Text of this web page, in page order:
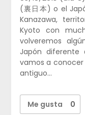
(裏日本) o el
Kanazawa,
Kyoto con
volveremos
Japón diferente
vamos a conocer
antiguo…
Me gusta 0